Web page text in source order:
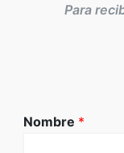
Para
Nombre *